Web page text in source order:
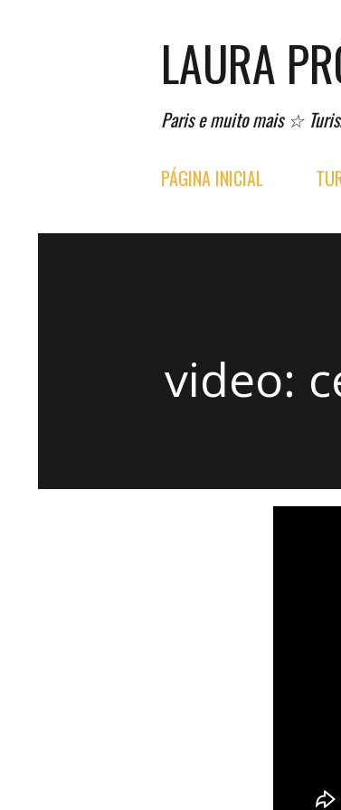
LAURA
Paris e muito mais ☆
PÁGINA INICIAL
video: